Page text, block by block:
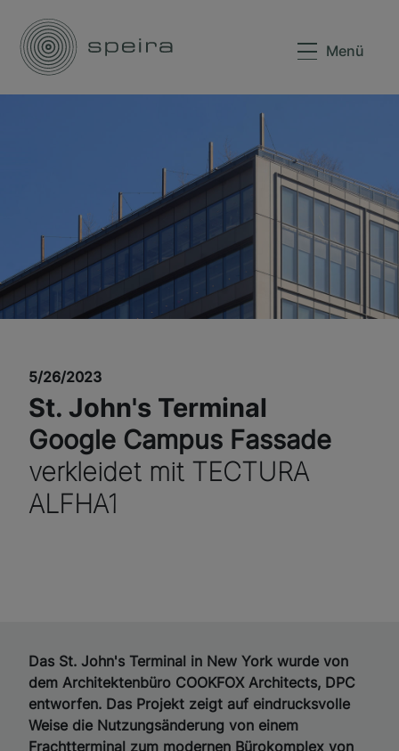
Menü
5/26/2023
St. John's Terminal
Google Campus Fassade
verkleidet mit TECTURA
ALFHA1
Das St. John's Terminal in New York wurde von
dem Architektenbüro COOKFOX Architects, DPC
entworfen. Das Projekt zeigt auf eindrucksvolle
Weise die Nutzungsänderung von einem
Frachtterminal zum modernen Bürokomplex von